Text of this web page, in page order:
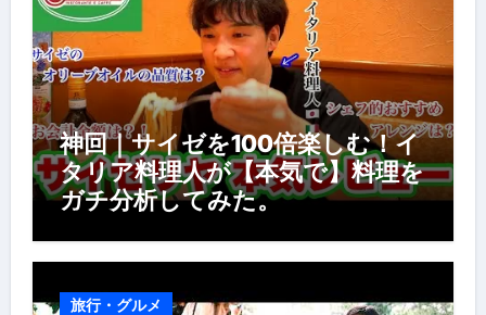
神回｜サイゼを100倍楽しむ！イ
タリア料理人が【本気で】料理を
ガチ分析してみた。
旅行・グルメ